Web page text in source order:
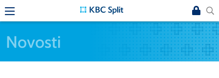
Novosti